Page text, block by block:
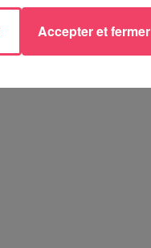
Accepter et fermer